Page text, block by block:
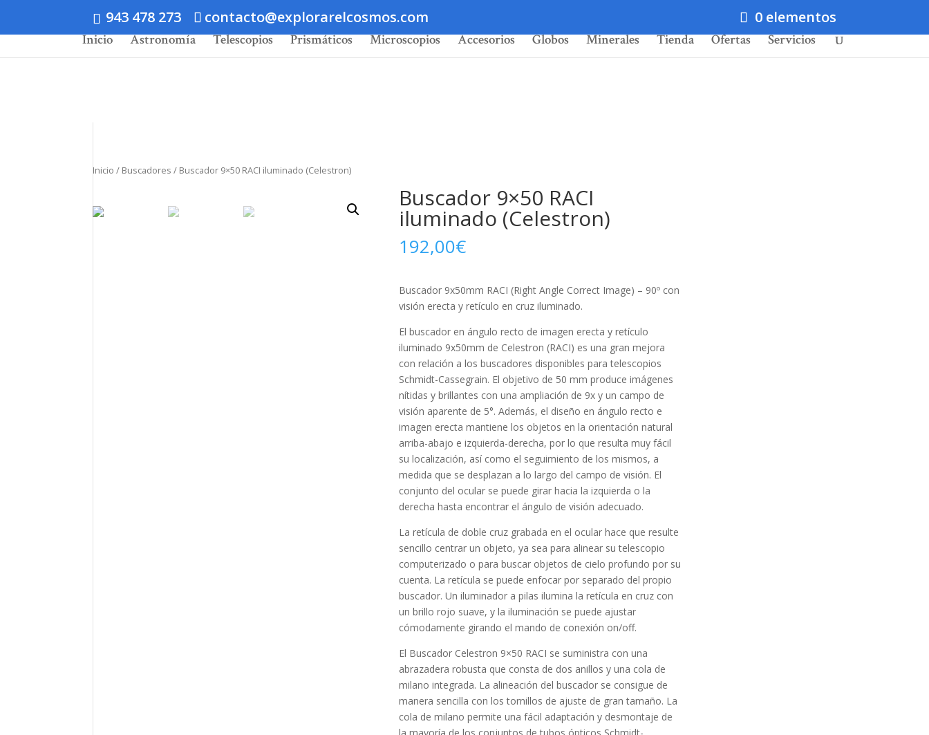
943 478 273 contacto@explorarelcosmos.com 0 elementos
Inicio Astronomía Telescopios Prismáticos Microscopios Accesorios Globos Minerales Tienda Ofertas Servicios
Inicio / Buscadores / Buscador 9×50 RACI iluminado (Celestron)
Buscador 9×50 RACI
iluminado (Celestron)
192,00€
Buscador 9x50mm RACI (Right Angle Correct Image) – 90º con
visión erecta y retículo en cruz iluminado.
El buscador en ángulo recto de imagen erecta y retículo
iluminado 9x50mm de Celestron (RACI) es una gran mejora
con relación a los buscadores disponibles para telescopios
Schmidt-Cassegrain. El objetivo de 50 mm produce imágenes
nítidas y brillantes con una ampliación de 9x y un campo de
visión aparente de 5°. Además, el diseño en ángulo recto e
imagen erecta mantiene los objetos en la orientación natural
arriba-abajo e izquierda-derecha, por lo que resulta muy fácil
su localización, así como el seguimiento de los mismos, a
medida que se desplazan a lo largo del campo de visión. El
conjunto del ocular se puede girar hacia la izquierda o la
derecha hasta encontrar el ángulo de visión adecuado.
La retícula de doble cruz grabada en el ocular hace que resulte
sencillo centrar un objeto, ya sea para alinear su telescopio
computerizado o para buscar objetos de cielo profundo por su
cuenta. La retícula se puede enfocar por separado del propio
buscador. Un iluminador a pilas ilumina la retícula en cruz con
un brillo rojo suave, y la iluminación se puede ajustar
cómodamente girando el mando de conexión on/off.
El Buscador Celestron 9×50 RACI se suministra con una
abrazadera robusta que consta de dos anillos y una cola de
milano integrada. La alineación del buscador se consigue de
manera sencilla con los tornillos de ajuste de gran tamaño. La
cola de milano permite una fácil adaptación y desmontaje de